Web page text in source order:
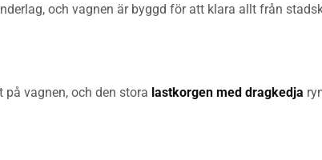
och vagnen är byggd för att klara allt från
vagnen, och den stora lastkorgen med dragkedja